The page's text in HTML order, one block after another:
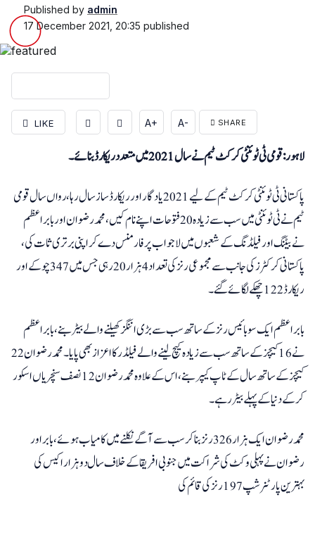
Published by admin
17 December 2021, 20:35 published
LIKE A+ A- SHARE
لاہور: قومی ٹی ٹوئنٹی کرکٹ ٹیم نے سال 2021 میں متعدد ریکارڈ بنائے۔
پاکستانی ٹی ٹوئنٹی کرکٹ ٹیم کے لیے 2021 یادگار اور ریکارڈ ساز سال رہا، رواں سال قومی
ٹیم نے ٹی ٹوئنٹی میں سب سے زیادہ 20 فتوحات اپنے نام کیں، محمد رضوان اور بابراعظم
نے بیٹنگ اور فیلڈنگ کے شعبوں میں لاجواب پرفارمنس دے کر اپنی برتری ثات کی،
پاکستانی کرکٹرز کی جانب سے مجموعی رنز کی تعداد 4 ہزار 20 رہی جس میں 347 چوکے اور
ریکارڈ 122 چھکے لگائے گئے۔
بابر اعظم ایک سو بائیس رنز کے ساتھ سب سے بڑی اننگز کھیلنے والے بیٹر بنے، بابراعظم
نے 16 کیچز کے ساتھ سب سے زیادہ کیچ لینے والے فیلڈر کا اعزاز بھی پایا۔ محمد رضوان 22
کیچز کے ساتھ سال کے ٹاپ کیپر بنے، اس کے علاوہ محمد رضوان 12 نصف سنچریاں اسکور
کرکے دنیا کے پہلے بیٹر رہے۔
محمد رضوان ایک ہزار 326 رنز بناکر سب سے آگے نکلنے میں کامیاب ہوئے، بابر اور
رضوان نے پہلی وکٹ کی شراکت میں جنوبی افریقا کے خلاف سال دوہزار اکیس کی
بہترین پارٹنرشپ 197 رنز کی قائم کی